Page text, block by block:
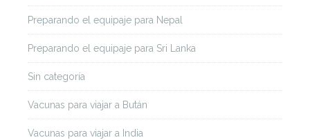
Preparando el equipaje para Nepal
Preparando el equipaje para Sri Lanka
Sin categoría
Vacunas para viajar a Bután
Vacunas para viajar a India